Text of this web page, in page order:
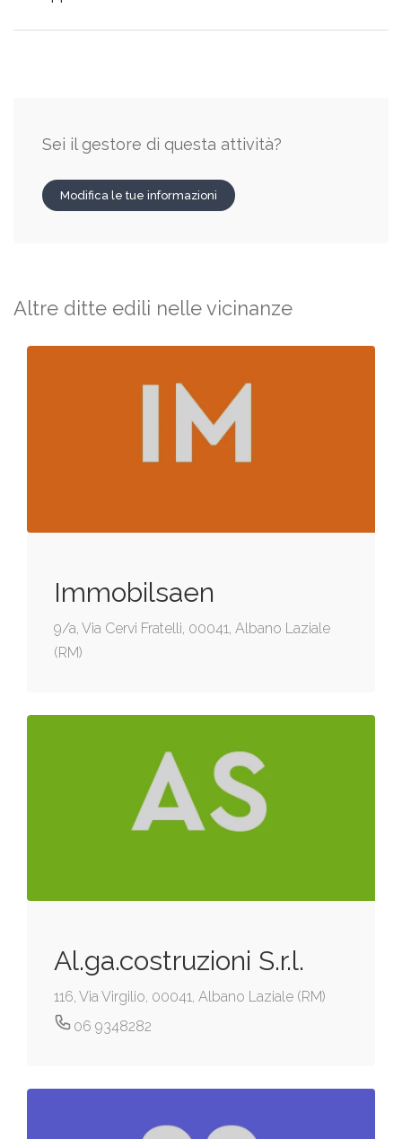
Sei il gestore di questa attività?
Modifica le tue informazioni
Altre ditte edili nelle vicinanze
Immobilsaen
9/a, Via Cervi Fratelli, 00041, Albano Laziale
(RM)
Al.ga.costruzioni S.r.l.
116, Via Virgilio, 00041, Albano Laziale (RM)
06 9348282